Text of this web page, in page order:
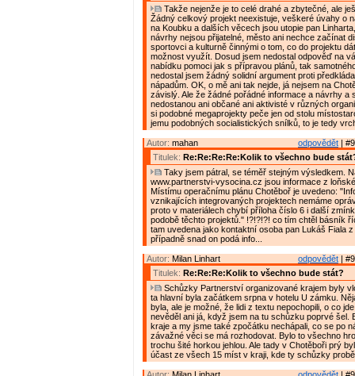
Takže nejenže je to celé drahé a zbytečné, ale
Žádný celkový projekt neexistuje, veškeré úvahy o
na Koubku a dalších věcech jsou utopie pan
návrhy nejsou přijatelné, město ani nechce začínat
sportovci a kulturně činnými o tom, co do projektu
možnost využít. Dosud jsem nedostal odpověď na
nabídku pomoci jak s přípravou plánů, tak
nedostal jsem žádný solidní argument proti
nápadům. OK, o mě ani tak nejde, já nejsem na
závislý. Ale že žádné pořádné informace a návrhy a
nedostanou ani občané ani aktivisté v různých
si podobné megaprojekty peče jen od stolu
jemu podobných socialistických snílků, to je tedy
odpovědět |
Autor: mahan
Titulek: Re:Re:Re:Re:Kolik to všechno bude
Taky jsem pátral, se téměř stejným výsledkem.
www.partnerstvi-vysocina.cz jsou informace z
Místímu operačnímu plánu Chotěboř je uvedeno:
vznikajících integrovaných projektech nemáme
proto v materiálech chybí příloha číslo 6 i další
podobě těchto projektů." !?!?!?! co tím chtěl básník
tam uvedena jako kontaktní osoba pan Lukáš Fiala
případně snad on podá info...
odpovědět |
Autor: Milan Linhart
Titulek: Re:Re:Re:Kolik to všechno bude stát?
Schůzky Partnerství organizované krajem byly
ta hlavní byla začátkem srpna v hotelu U zámku.
byla, ale je možné, že lidi z textu nepochopili, o co
nevěděl ani já, když jsem na tu schůzku poprvé šel.
kraje a my jsme také zpočátku nechápali, co se po
závažné věci se má rozhodovat. Bylo to všechno
trochu šité horkou jehlou. Ale tady v Chotěboři prý
účast ze všech 15 míst v kraji, kde ty schůzky